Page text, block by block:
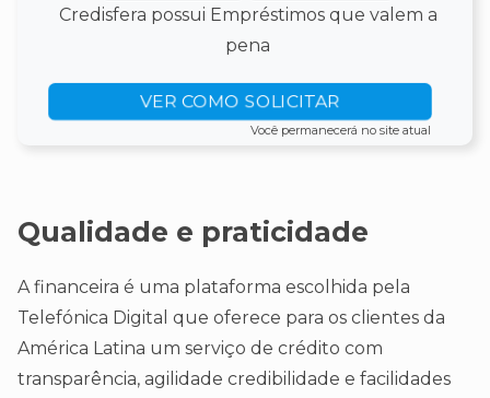
Credisfera possui Empréstimos que valem a
pena
VER COMO SOLICITAR
Você permanecerá no site atual
Qualidade e praticidade
A financeira é uma plataforma escolhida pela
Telefónica Digital que oferece para os clientes da
América Latina um serviço de crédito com
transparência, agilidade credibilidade e facilidades